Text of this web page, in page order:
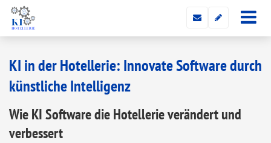
KI in der Hotellerie: Innovate Software durch
künstliche Intelligenz
Wie KI Software die Hotellerie verändert und
verbessert